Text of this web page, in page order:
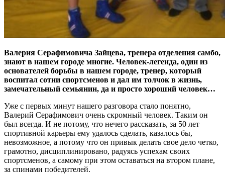
Валерия Серафимовича Зайцева, тренера отделения самбо,
знают в нашем городе многие. Человек-легенда, один из
основателей борьбы в нашем городе, тренер, который
воспитал сотни спортсменов и дал им толчок в жизнь,
замечательный семьянин, да и просто хороший человек…
Уже с первых минут нашего разговора стало понятно,
Валерий Серафимович очень скромный человек. Таким он
был всегда. И не потому, что нечего рассказать, за 50 лет
спортивной карьеры ему удалось сделать, казалось бы,
невозможное, а потому что он привык делать свое дело четко,
грамотно, дисциплинировано, радуясь успехам своих
спортсменов, а самому при этом оставаться на втором плане,
за спинами победителей.